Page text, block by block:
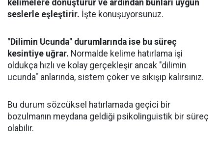
kelimelere dönüştürür ve ardından bunları uygun
seslerle eşleştirir. İşte konuşuyorsunuz.
"Dilimin Ucunda" durumlarında ise bu süreç
kesintiye uğrar. Normalde kelime hatırlama işi
oldukça hızlı ve kolay gerçekleşir ancak "dilimin
ucunda" anlarında, sistem çöker ve sıkışıp kalırsınız.
Bu durum sözcüksel hatırlamada geçici bir
bozulmanın meydana geldiği psikolinguistik bir süreç
olabilir.